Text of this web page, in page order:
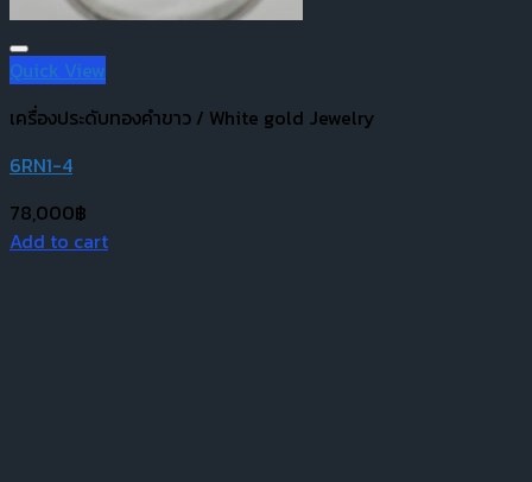
Quick View
เครื่องประดับทองคำขาว / White gold Jewelry
6RN1-4
78,000฿
Add to cart